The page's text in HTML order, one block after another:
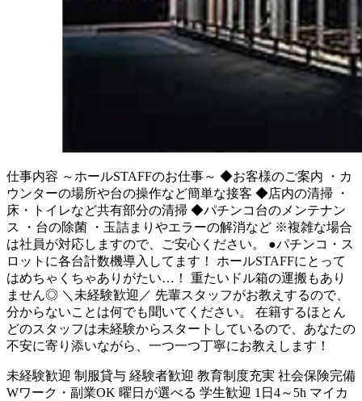
仕事内容 ～ホールSTAFFのお仕事～ ◆お客様のご案内 ・カ
ウンターの場所や台の操作など簡単な接客 ◆店内の清掃 ・
床・トイレなど共有部分の清掃 ◆パチンコ台のメンテナン
ス ・台の除菌 ・玉詰まりやエラーの解消など ※複雑な場合
は社員が対応しますので、ご安心ください。 ●パチンコ・ス
ロットに各台計数機導入してます！ ホールSTAFFにとって
はめちゃくちゃありがたい…！ 重たいドル箱の運搬もあり
ません◎ ＼未経験歓迎／ 先輩スタッフがお教えするので、
分からないことは何でも聞いてください。 在籍するほとん
どのスタッフは未経験からスタートしているので、あなたの
不安に寄り添いながら、一つ一つ丁寧にお教えします！
未経験歓迎 制服貸与 経験者歓迎 教育制度充実 社会保険完備
Wワーク・副業OK 曜日が選べる 学生歓迎 1日4～5h マイカ